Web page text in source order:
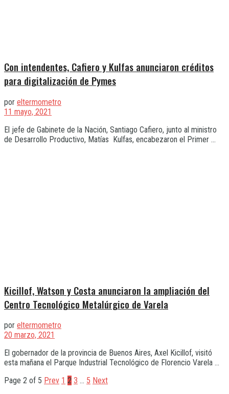
Con intendentes, Cafiero y Kulfas anunciaron créditos
para digitalización de Pymes
por eltermometro
11 mayo, 2021
El jefe de Gabinete de la Nación, Santiago Cafiero, junto al ministro
de Desarrollo Productivo, Matías Kulfas, encabezaron el Primer ...
Kicillof, Watson y Costa anunciaron la ampliación del
Centro Tecnológico Metalúrgico de Varela
por eltermometro
20 marzo, 2021
El gobernador de la provincia de Buenos Aires, Axel Kicillof, visitó
esta mañana el Parque Industrial Tecnológico de Florencio Varela ...
Page 2 of 5 Prev 1 2 3 … 5 Next